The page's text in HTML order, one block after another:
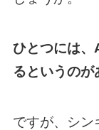
ひとつには、
るというのが
ですが、シン